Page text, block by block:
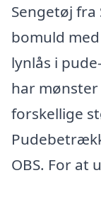
Sengetøj fra
bomuld
lynlås i
har
forskellige
OBS. For at